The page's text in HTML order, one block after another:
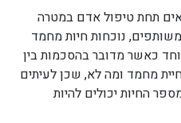
תחת טיפול אדם במטרה
נוכחות חיות מחמד
כאשר מדובר בהסכמות בין
מחמד ומה לא, שכן לעיתים
החיות יכולים להיות